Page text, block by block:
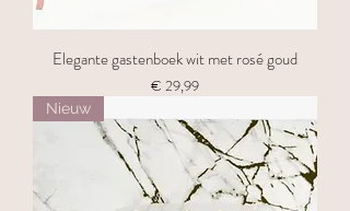
Elegante gastenboek wit met rosé goud
Prijs
€ 29,99
Nieuw